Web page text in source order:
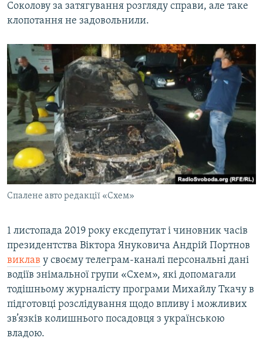
Соколову за затягування розгляду справи, але таке
клопотання не задовольнили.
Спалене авто редакції «Схем»
1 листопада 2019 року ексдепутат і чиновник часів
президентства Віктора Януковича Андрій Портнов
виклав у своєму телеграм-каналі персональні дані
водіїв знімальної групи «Схем», які допомагали
тодішньому журналісту програми Михайлу Ткачу в
підготовці розслідування щодо впливу і можливих
зв’язків колишнього посадовця з українською
владою.